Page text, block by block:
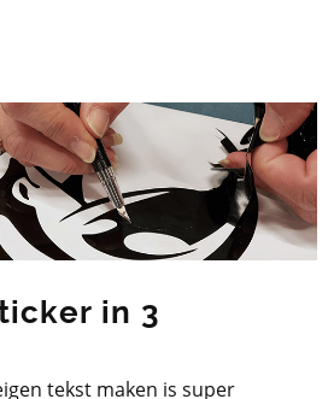
in 3
tekst maken is super